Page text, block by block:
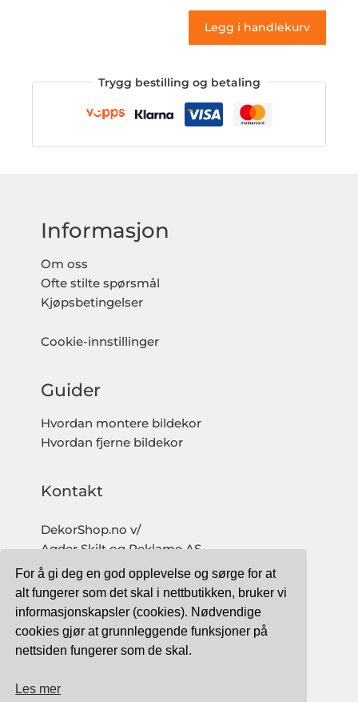
For å gi deg en god opplevelse og sørge for at
alt fungerer som det skal i nettbutikken, bruker vi
informasjonskapsler (cookies). Nødvendige
cookies gjør at grunnleggende funksjoner på
nettsiden fungerer som de skal.
Les mer
antall
Legg i handlekurv
Trygg bestilling og betaling
Informasjon
Om oss
Ofte stilte spørsmål
Kjøpsbetingelser
Cookie-innstillinger
Guider
Hvordan montere bildekor
Hvordan fjerne bildekor
Kontakt
DekorShop.no v/
Agder Skilt og Reklame AS
Org. nr: 997 633 016 MVA
salg@dekorshop.no
Tlf: 959 32 123
09.00 - 16.00